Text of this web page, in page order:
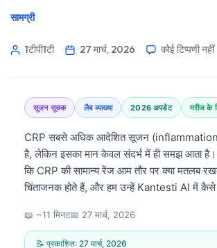
सामग्री
1टीपी1टी 27 मार्च, 2026 कोई टिप्पणी नहीं
सूजन सूचक लैब व्याख्या 2026 अपडेट मरीज के
CRP सबसे अधिक आदेशित सूजन (inflammation)
है, लेकिन इसका मान केवल संदर्भ में ही समझ आता है।
कि CRP की सामान्य रेंज आम तौर पर क्या मतलब
चिंताजनक होते हैं, और हम उन्हें Kantesti AI में
📖 ~11 मिनट📅 27 मार्च, 2026
📝 प्रकाशित: 27 मार्च, 2026